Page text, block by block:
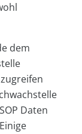
dem
Daten